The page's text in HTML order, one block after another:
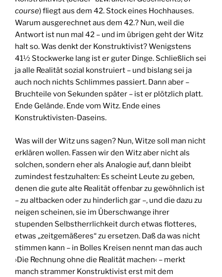
course) fliegt aus dem 42. Stock eines Hochhauses.
Warum ausgerechnet aus dem 42.? Nun, weil die
Antwort ist nun mal 42 – und im übrigen geht der Witz
halt so. Was denkt der Konstruktivist? Wenigstens
41½ Stockwerke lang ist er guter Dinge. Schließlich sei
ja alle Realität sozial konstruiert – und bislang sei ja
auch noch nichts Schlimmes passiert. Dann aber –
Bruchteile von Sekunden später – ist er plötzlich platt.
Ende Gelände. Ende vom Witz. Ende eines
Konstruktivisten-Daseins.
Was will der Witz uns sagen? Nun, Witze soll man nicht
erklären wollen. Fassen wir den Witz aber nicht als
solchen, sondern eher als Analogie auf, dann bleibt
zumindest festzuhalten: Es scheint Leute zu geben,
denen die gute alte Realität offenbar zu gewöhnlich ist
– zu altbacken oder zu hinderlich gar –, und die dazu zu
neigen scheinen, sie im Überschwange ihrer
stupenden Selbstherrlichkeit durch etwas flotteres,
etwas „zeitgemäßeres“ zu ersetzen. Daß da was nicht
stimmen kann – in Bolles Kreisen nennt man das auch
›Die Rechnung ohne die Realität machen‹ – merkt
manch strammer Konstruktivist erst mit dem